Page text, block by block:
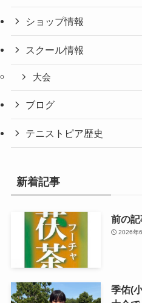
ショップ情報
スクール情報
大会
ブログ
テニストピア歴史
新着記事
前の
2026年
季佑(